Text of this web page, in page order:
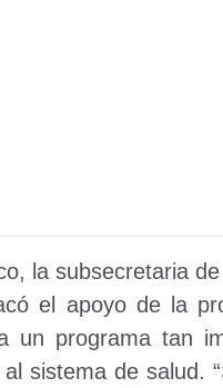
la subsecretaria
el apoyo de la
un programa tan
sistema de salud.